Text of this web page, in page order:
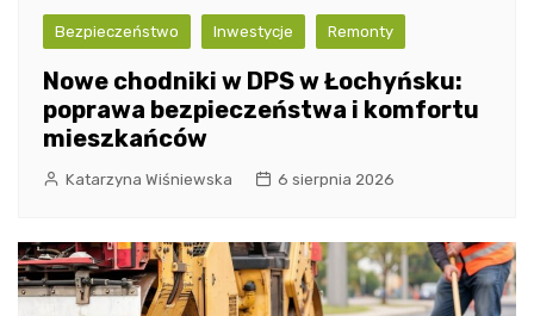
Bezpieczeństwo Inwestycje Remonty
Nowe chodniki w DPS w Łochyńsku:
poprawa bezpieczeństwa i komfortu
mieszkańców
Katarzyna Wiśniewska 6 sierpnia 2026